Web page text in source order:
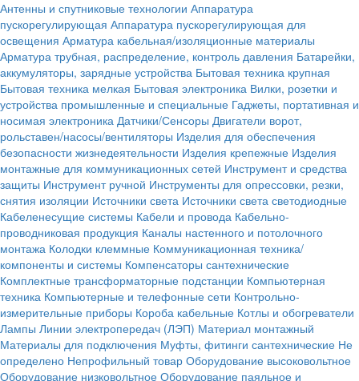
Антенны и спутниковые технологии Аппаратура
пускорегулирующая Аппаратура пускорегулирующая для
освещения Арматура кабельная/изоляционные материалы
Арматура трубная, распределение, контроль давления Батарейки,
аккумуляторы, зарядные устройства Бытовая техника крупная
Бытовая техника мелкая Бытовая электроника Вилки, розетки и
устройства промышленные и специальные Гаджеты, портативная и
носимая электроника Датчики/Сенсоры Двигатели ворот,
рольставен/насосы/вентиляторы Изделия для обеспечения
безопасности жизнедеятельности Изделия крепежные Изделия
монтажные для коммуникационных сетей Инструмент и средства
защиты Инструмент ручной Инструменты для опрессовки, резки,
снятия изоляции Источники света Источники света светодиодные
Кабеленесущие системы Кабели и провода Кабельно-
проводниковая продукция Каналы настенного и потолочного
монтажа Колодки клеммные Коммуникационная техника/
компоненты и системы Компенсаторы сантехнические
Комплектные трансформаторные подстанции Компьютерная
техника Компьютерные и телефонные сети Контрольно-
измерительные приборы Короба кабельные Котлы и обогреватели
Лампы Линии электропередач (ЛЭП) Материал монтажный
Материалы для подключения Муфты, фитинги сантехнические Не
определено Непрофильный товар Оборудование высоковольтное
Оборудование низковольтное Оборудование паяльное и